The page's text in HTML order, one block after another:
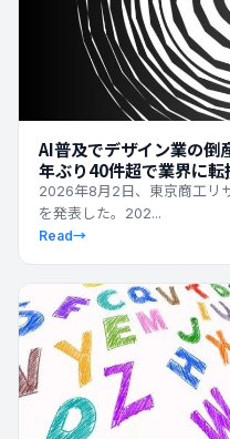
AI普及でデザイン業の
年ぶり40件超で業界に転
2026年8月2日、東京商工リ
を発表した。202...
Read→